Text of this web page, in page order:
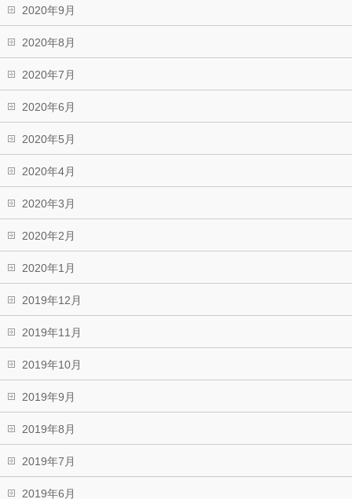
2020年9月
2020年8月
2020年7月
2020年6月
2020年5月
2020年4月
2020年3月
2020年2月
2020年1月
2019年12月
2019年11月
2019年10月
2019年9月
2019年8月
2019年7月
2019年6月